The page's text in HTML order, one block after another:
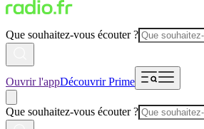
Que souhaitez-vous écouter ?
Ouvrir l'appDécouvrir Prime
Que souhaitez-vous écouter ?